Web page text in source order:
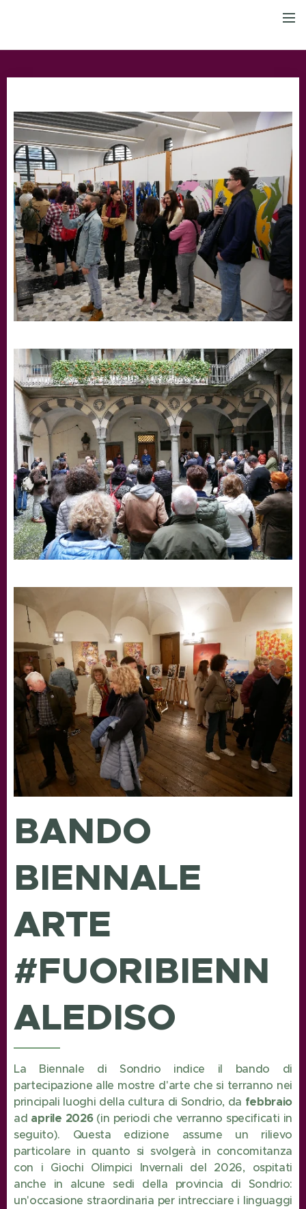
BANDO
BIENNALE
ARTE
#FUORIBIENN
ALEDISO
La Biennale di Sondrio indice il bando di
partecipazione alle mostre d'arte che si terranno nei
principali luoghi della cultura di Sondrio, da febbraio
ad aprile 2026 (in periodi che verranno specificati in
seguito). Questa edizione assume un rilievo
particolare in quanto si svolgerà in concomitanza
con i Giochi Olimpici Invernali del 2026, ospitati
anche in alcune sedi della provincia di Sondrio:
un'occasione straordinaria per intrecciare i linguaggi